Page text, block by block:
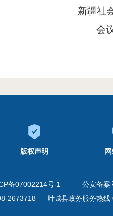
新疆社
会
版权声明
备07002214号-1 公安备案
2673718
叶城县政务服务热